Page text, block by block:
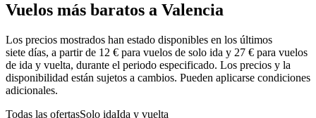
Vuelos más baratos a Valencia
Los precios mostrados han estado disponibles en los últimos
siete días, a partir de 12 € para vuelos de solo ida y 27 € para vuelos
de ida y vuelta, durante el periodo especificado. Los precios y la
disponibilidad están sujetos a cambios. Pueden aplicarse condiciones
adicionales.
Todas las ofertasSolo idaIda y vuelta